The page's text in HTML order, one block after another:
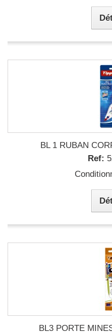
BL 1 RUBAN
Ref:
BL3 PORTE